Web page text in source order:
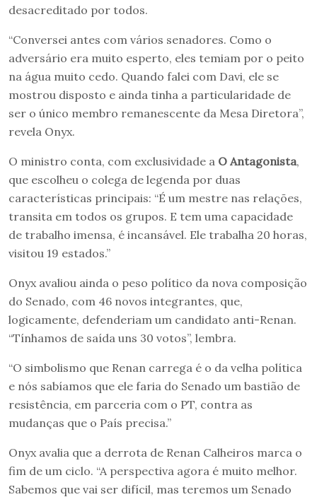
desacreditado por todos.
“Conversei antes com vários senadores. Como o
adversário era muito esperto, eles temiam por o peito
na água muito cedo. Quando falei com Davi, ele se
mostrou disposto e ainda tinha a particularidade de
ser o único membro remanescente da Mesa Diretora”,
revela Onyx.
O ministro conta, com exclusividade a O Antagonista,
que escolheu o colega de legenda por duas
características principais: “É um mestre nas relações,
transita em todos os grupos. E tem uma capacidade
de trabalho imensa, é incansável. Ele trabalha 20 horas,
visitou 19 estados.”
Onyx avaliou ainda o peso político da nova composição
do Senado, com 46 novos integrantes, que,
logicamente, defenderiam um candidato anti-Renan.
“Tínhamos de saída uns 30 votos”, lembra.
“O simbolismo que Renan carrega é o da velha política
e nós sabíamos que ele faria do Senado um bastião de
resistência, em parceria com o PT, contra as
mudanças que o País precisa.”
Onyx avalia que a derrota de Renan Calheiros marca o
fim de um ciclo. “A perspectiva agora é muito melhor.
Sabemos que vai ser difícil, mas teremos um Senado